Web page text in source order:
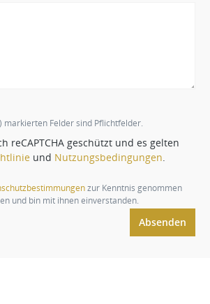
markierten Felder sind Pflichtfelder.
reCAPTCHA geschützt und es gelten
und Nutzungsbedingungen
zur Kenntnis genommen
und bin mit ihnen einverstanden.
Absenden